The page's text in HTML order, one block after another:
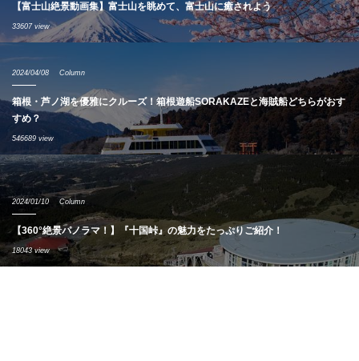
【富士山絶景動画集】富士山を眺めて、富士山に癒されよう
33607 view
2024/04/08 Column
箱根・芦ノ湖を優雅にクルーズ！箱根遊船SORAKAZEと海賊船どちらがおす
すめ？
546689 view
2024/01/10 Column
【360°絶景パノラマ！】『十国峠』の魅力をたっぷりご紹介！
18043 view